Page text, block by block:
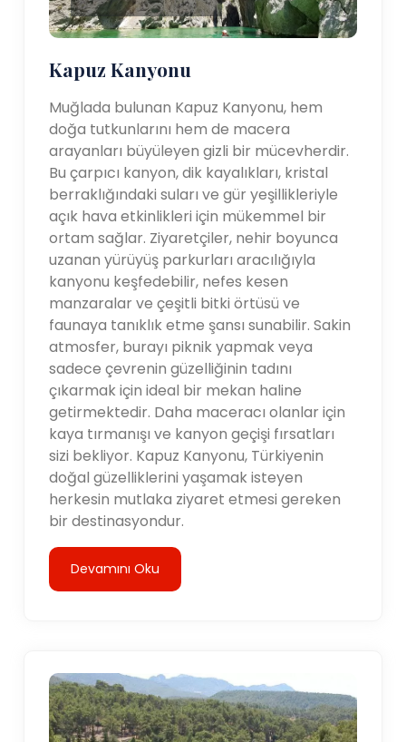
Kapuz Kanyonu
Muğlada bulunan Kapuz Kanyonu, hem
doğa tutkunlarını hem de macera
arayanları büyüleyen gizli bir mücevherdir.
Bu çarpıcı kanyon, dik kayalıkları, kristal
berraklığındaki suları ve gür yeşillikleriyle
açık hava etkinlikleri için mükemmel bir
ortam sağlar. Ziyaretçiler, nehir boyunca
uzanan yürüyüş parkurları aracılığıyla
kanyonu keşfedebilir, nefes kesen
manzaralar ve çeşitli bitki örtüsü ve
faunaya tanıklık etme şansı sunabilir. Sakin
atmosfer, burayı piknik yapmak veya
sadece çevrenin güzelliğinin tadını
çıkarmak için ideal bir mekan haline
getirmektedir. Daha maceracı olanlar için
kaya tırmanışı ve kanyon geçişi fırsatları
sizi bekliyor. Kapuz Kanyonu, Türkiyenin
doğal güzelliklerini yaşamak isteyen
herkesin mutlaka ziyaret etmesi gereken
bir destinasyondur.
Devamını Oku